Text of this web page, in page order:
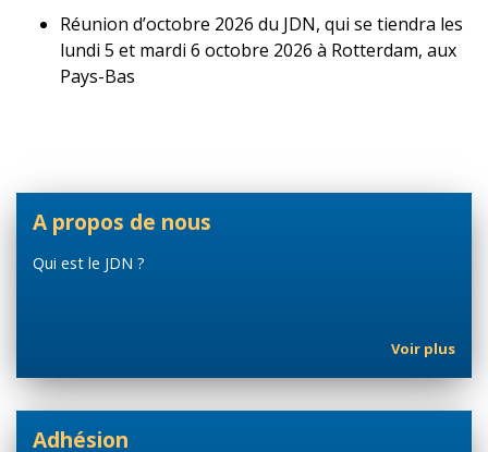
Réunion d’octobre 2026 du JDN, qui se tiendra les
lundi 5 et mardi 6 octobre 2026 à Rotterdam, aux
Pays-Bas
A propos de nous
Qui est le JDN ?
Voir plus
Adhésion